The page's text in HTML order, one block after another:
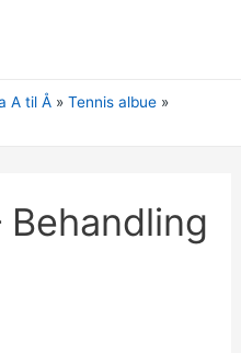
A til Å
Tennis albue
Behandling